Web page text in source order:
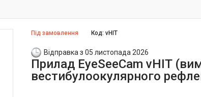
Під замовлення Код:vHIT
Відправка з 05 листопада 2026
Прилад EyeSeeCam vHIT
вестибулоокулярного